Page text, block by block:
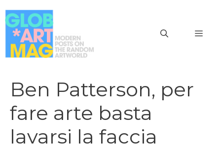
al
contenuto
Ben Patterson, per
fare arte basta
lavarsi la faccia